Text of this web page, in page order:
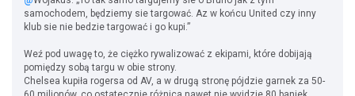
samochodem, będziemy sie targować. Az w końcu United czy inny
klub sie nie bedzie targować i go kupi.”
Weź pod uwagę to, że ciężko rywalizować z ekipami, które dobijają
pomiędzy sobą targu w obie strony.
Chelsea kupiła rogersa od AV, a w drugą stronę pójdzie garnek za 50-